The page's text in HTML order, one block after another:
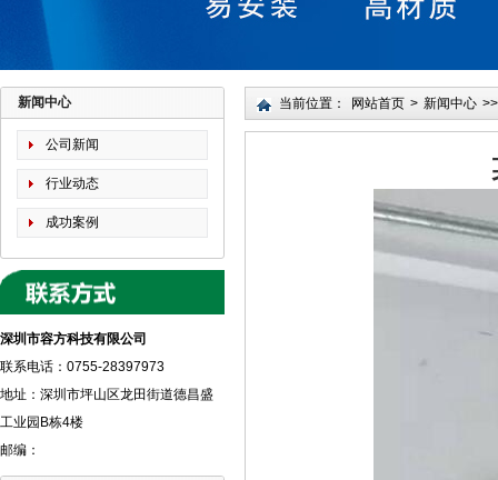
新闻中心
公司新闻
行业动态
成功案例
深圳市容方科技有限公司
联系电话：0755-28397973
地址：深圳市坪山区龙田街道德昌盛
工业园B栋4楼
邮编：
当前位置： 网站首页 > 新闻中心 >>